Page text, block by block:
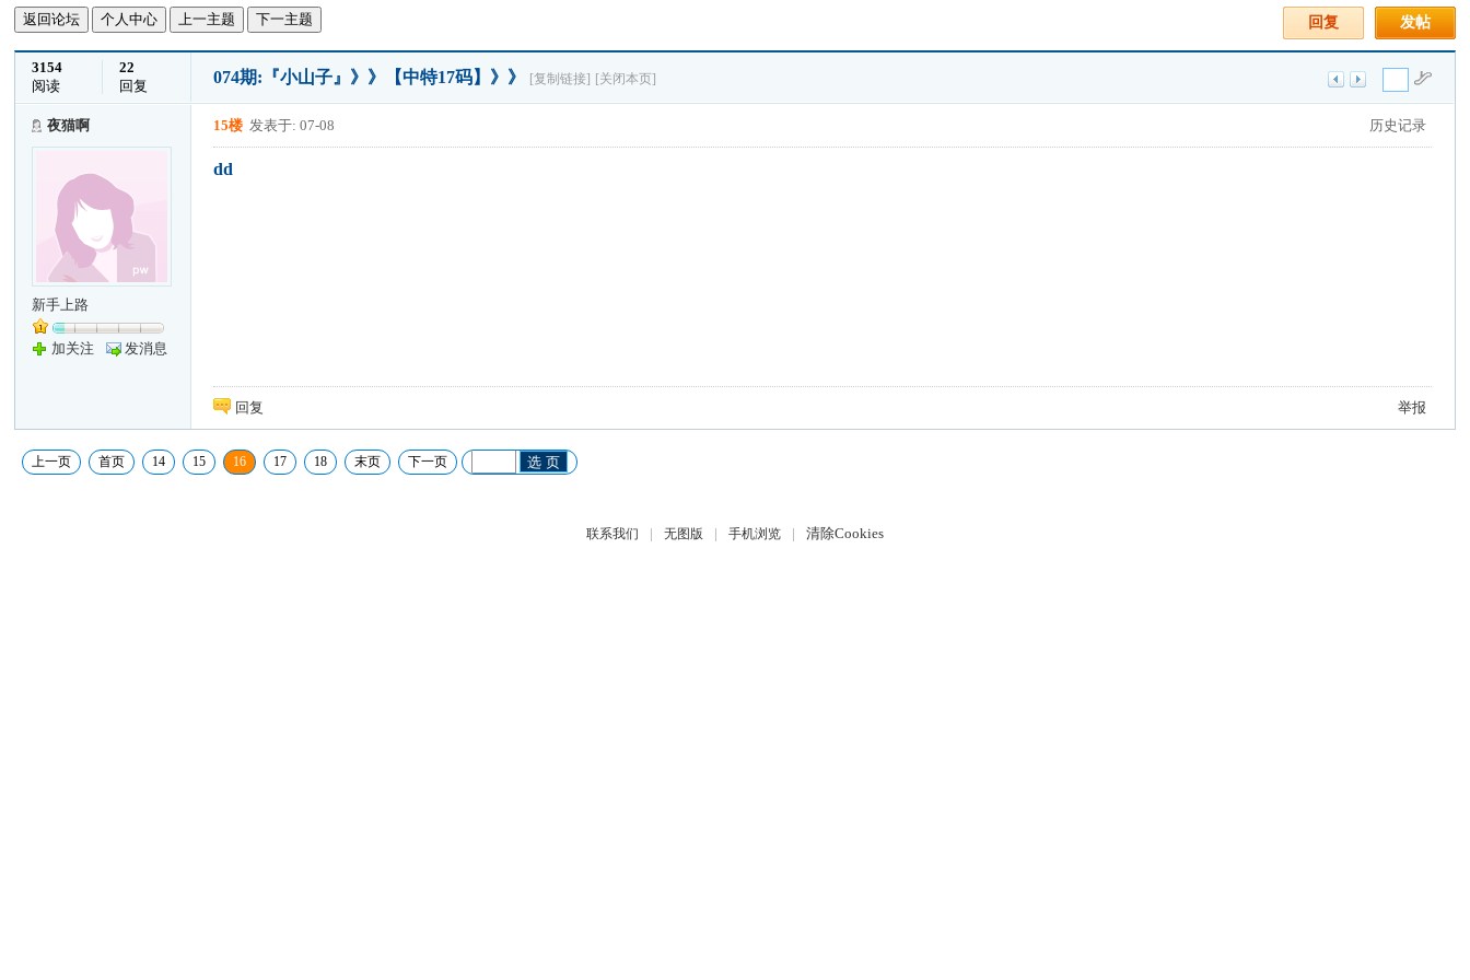
返回论坛 个人中心 上一主题 下一主题 发帖
回复
3154
阅读
22
回复
074期:『小山子』》》【中特17码】》》 [复制链接] [关闭本页]
夜猫啊
新手上路
加关注 发消息
历史记录
15楼 发表于: 07-08
dd
回复 举报
上一页 首页 14 15 16 17 18 末页 下一页 选 页
联系我们 | 无图版 | 手机浏览 | 清除Cookies